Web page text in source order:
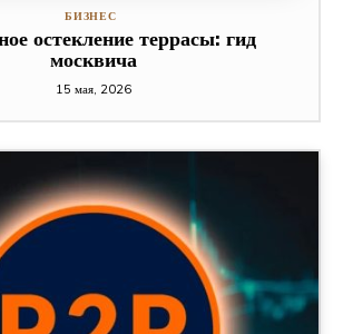
БИЗНЕС
остекление террасы: гид
москвича
15 мая, 2026